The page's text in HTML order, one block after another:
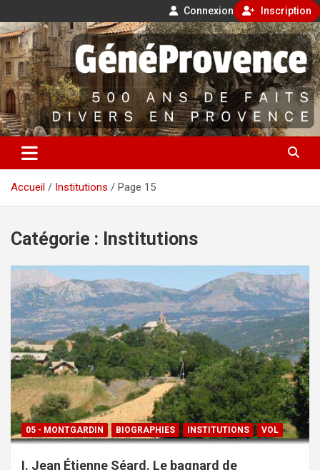
Connexion Inscription
Aller
au
contenu
GénéProvence
500 ans de faits divers en Provence
Accueil Institutions Page 15
Catégorie : Institutions
05 - MONTGARDIN BIOGRAPHIES INSTITUTIONS VOL
I. Jean Étienne Séard. Le bagnard de